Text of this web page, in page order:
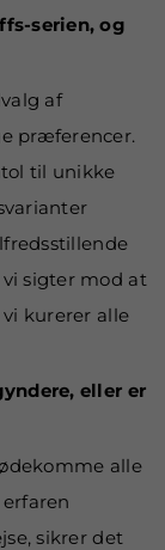
serien, og
af
præferencer.
til unikke
sigter mod at
kurerer alle
eller er
alle
sikrer det